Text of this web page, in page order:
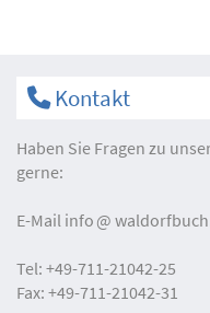
Kontakt
Haben Sie Fragen zu
gerne:
E-Mail info
Tel: +49-711-21042-25
Fax: +49-711-21042-31